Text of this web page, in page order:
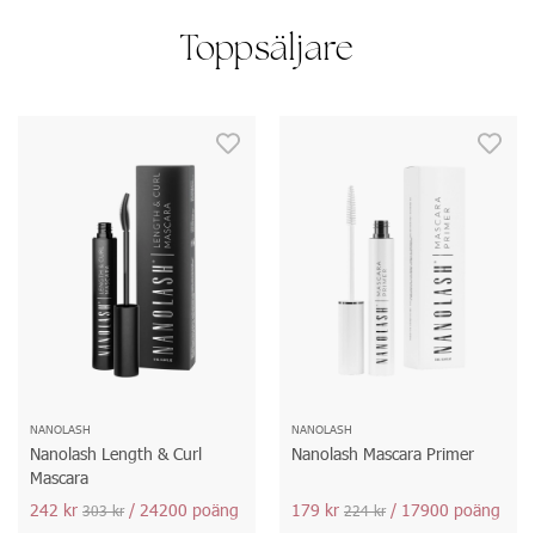
Toppsäljare
NANOLASH
Nanolash Length & Curl
Mascara
242 kr 303 kr/ 24200 poäng
NANOLASH
Nanolash Mascara Primer
179 kr 224 kr/ 17900 poäng